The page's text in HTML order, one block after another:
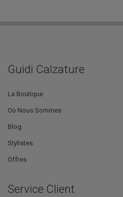
Guidi Calzature
La Boutique
Où Nous Sommes
Blog
Stylistes
Offres
Service Client